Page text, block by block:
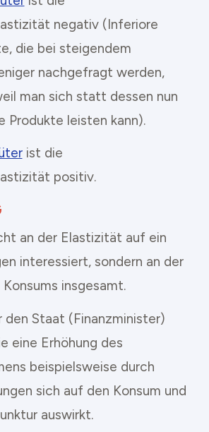
negativ (Inferiore
die bei steigendem
nachgefragt werden,
man sich statt dessen nun
Produkte leisten kann).
ist die
positiv.
an der Elastizität auf ein
interessiert, sondern an der
insgesamt.
Staat (Finanzminister)
eine Erhöhung des
beispielsweise durch
sich auf den Konsum und
auswirkt.